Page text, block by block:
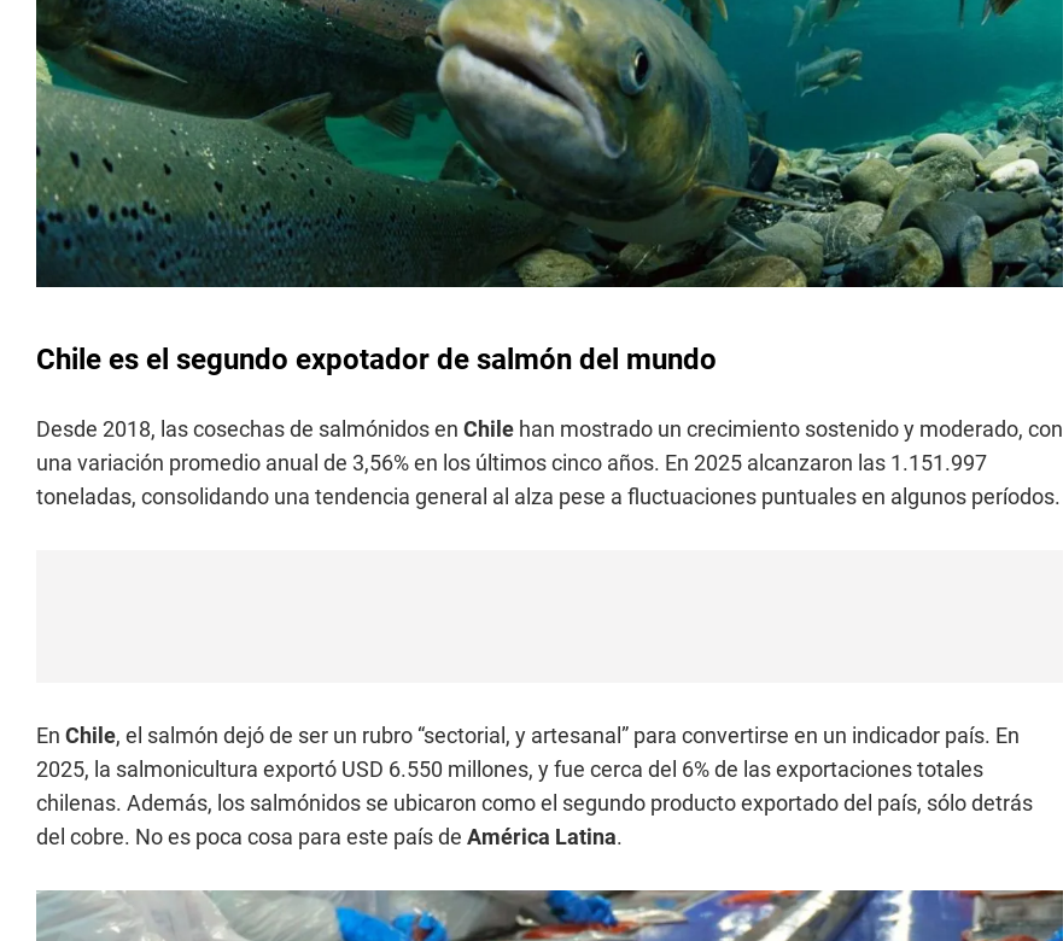
Chile es el segundo expotador de salmón del mundo
Desde 2018, las cosechas de salmónidos en Chile han mostrado un crecimiento sostenido y moderado, con
una variación promedio anual de 3,56% en los últimos cinco años. En 2025 alcanzaron las 1.151.997
toneladas, consolidando una tendencia general al alza pese a fluctuaciones puntuales en algunos períodos.
En Chile, el salmón dejó de ser un rubro “sectorial, y artesanal” para convertirse en un indicador país. En
2025, la salmonicultura exportó USD 6.550 millones, y fue cerca del 6% de las exportaciones totales
chilenas. Además, los salmónidos se ubicaron como el segundo producto exportado del país, sólo detrás
del cobre. No es poca cosa para este país de América Latina.